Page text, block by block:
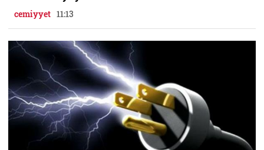
cemiyyet 11:13